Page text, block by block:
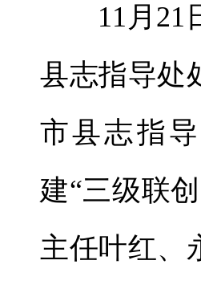
11月
县志指导处
市县志指
建“三级联
主任叶红、